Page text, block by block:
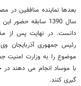
دانست. در نهایت پس از
رئیس جمهوری آذربایجان
با موساد انجام می دهند
گیری کنند.